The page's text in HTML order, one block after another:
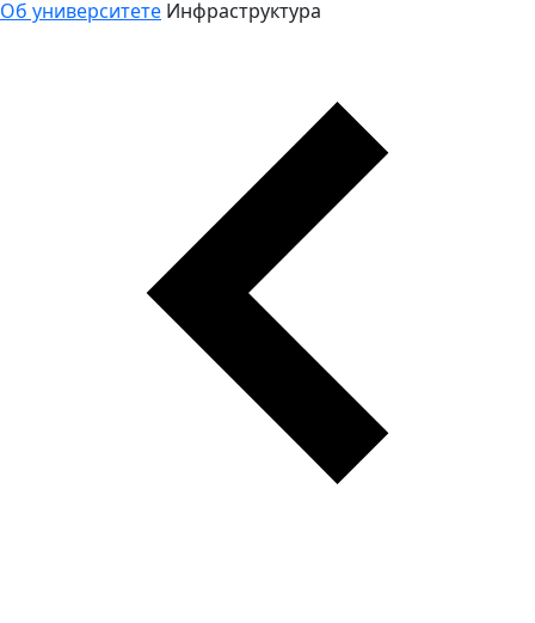
Об университете Инфраструктура